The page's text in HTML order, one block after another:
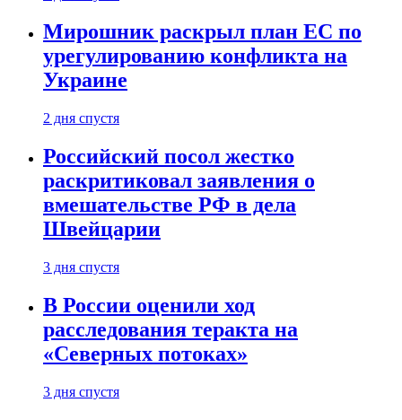
Мирошник раскрыл план ЕС по
урегулированию конфликта на
Украине
2 дня спустя
Российский посол жестко
раскритиковал заявления о
вмешательстве РФ в дела
Швейцарии
3 дня спустя
В России оценили ход
расследования теракта на
«Северных потоках»
3 дня спустя